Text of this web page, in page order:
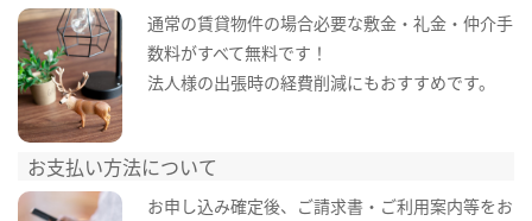
通常の賃貸物件の場合必要な敷金・礼金・仲介手
数料がすべて無料です！
法人様の出張時の経費削減にもおすすめです。
お支払い方法について
お申し込み確定後、ご請求書・ご利用案内等をお